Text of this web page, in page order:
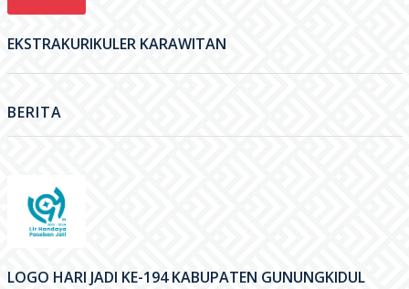
EKSTRAKURIKULER KARAWITAN
BERITA
LOGO HARI JADI KE-194 KABUPATEN GUNUNGKIDUL